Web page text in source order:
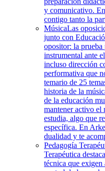
y comunicativo.
contigo tanto la
MúsicaLas
junto con
opositor: la
instrumental ante
incluso dirección
performativa que
temario de 25
historia de la
de la educación
mantener activo el
estudia, algo que
específica. En
dualidad y te
Pedagogía
Terapéutica
técnica que